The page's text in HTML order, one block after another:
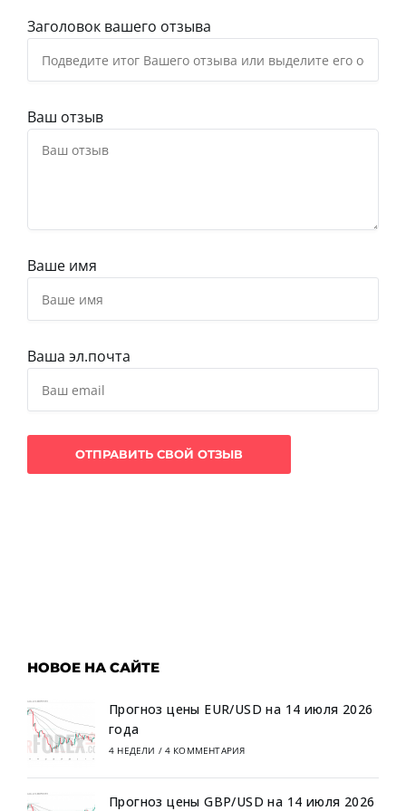
Заголовок вашего отзыва
Ваш отзыв
Ваше имя
Ваша эл.почта
НОВОЕ НА САЙТЕ
Прогноз цены EUR/USD на 14 июля 2026
года
4 НЕДЕЛИ / 4 КОММЕНТАРИЯ
Прогноз цены GBP/USD на 14 июля 2026